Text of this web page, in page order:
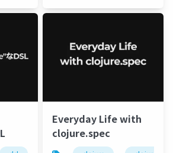
Everyday Life with
clojure.spec